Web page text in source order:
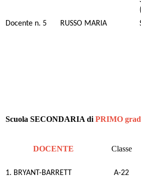
Docente n. 5
RUSSO MARIA
Scuola SECONDARIA di PRIMO
DOCENTE Classe
1. BRYANT-BARRETT
A-22